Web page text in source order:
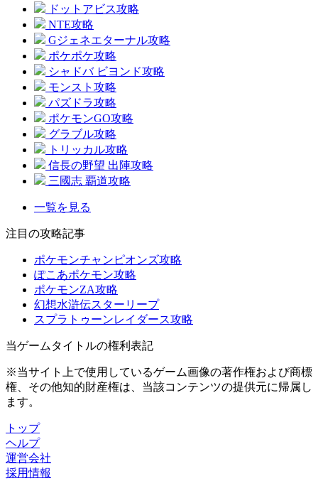
ドットアビス攻略
NTE攻略
Gジェネエターナル攻略
ポケポケ攻略
シャドバ ビヨンド攻略
モンスト攻略
パズドラ攻略
ポケモンGO攻略
グラブル攻略
トリッカル攻略
信長の野望 出陣攻略
三國志 覇道攻略
一覧を見る
注目の攻略記事
ポケモンチャンピオンズ攻略
ぽこあポケモン攻略
ポケモンZA攻略
幻想水滸伝スターリープ
スプラトゥーンレイダース攻略
当ゲームタイトルの権利表記
※当サイト上で使用しているゲーム画像の著作権および商標
権、その他知的財産権は、当該コンテンツの提供元に帰属し
ます。
トップ
ヘルプ
運営会社
採用情報